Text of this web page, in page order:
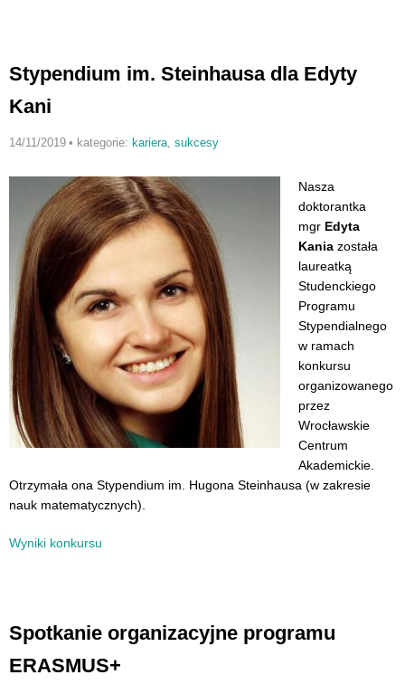
Stypendium im. Steinhausa dla Edyty
Kani
14/11/2019 • kategorie: kariera, sukcesy
Nasza
doktorantka
mgr Edyta
Kania została
laureatką
Studenckiego
Programu
Stypendialnego
w ramach
konkursu
organizowanego
przez
Wrocławskie
Centrum
Akademickie.
Otrzymała ona Stypendium im. Hugona Steinhausa (w zakresie
nauk matematycznych).
Wyniki konkursu
Spotkanie organizacyjne programu
ERASMUS+